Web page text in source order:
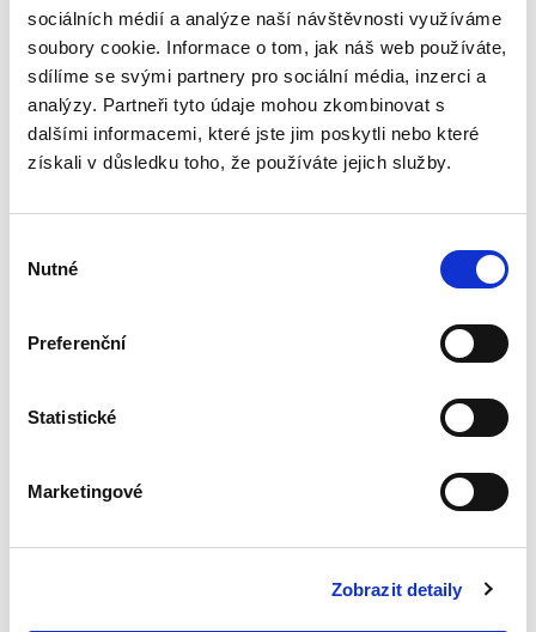
sociálních médií a analýze naší návštěvnosti využíváme
soubory cookie. Informace o tom, jak náš web používáte,
sdílíme se svými partnery pro sociální média, inzerci a
analýzy. Partneři tyto údaje mohou zkombinovat s
dalšími informacemi, které jste jim poskytli nebo které
získali v důsledku toho, že používáte jejich služby.
souhlasu
Nutné
Preferenční
Statistické
Marketingové
Zobrazit detaily
Monografie pojímá uceleným způsobem
problematiku veřejné podpory, které je, přes
její zásadní význam pro právní i ekonomickou
praxi, věnována v české odborné literatuře jen
zcela okrajová...
Procesní
340,00 Kč
rámci civilního procesního práva oblast s
o jeho podobu v nalézacím sporném řízení.